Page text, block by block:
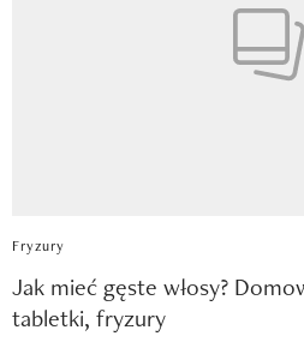
Fryzury
Jak mieć gęste włosy?
tabletki, fryzury